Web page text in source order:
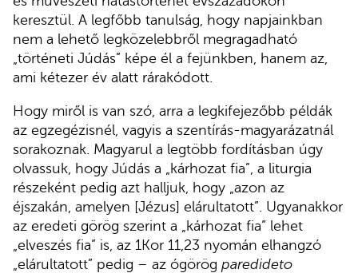
keresztül. A legfőbb tanulság, hogy napjainkban
nem a lehető legközelebbről megragadható
„történeti Júdás” képe él a fejünkben, hanem az,
ami kétezer év alatt rárakódott.
Hogy miről is van szó, arra a legkifejezőbb példák
az egzegézisnél, vagyis a szentírás-magyarázatnál
sorakoznak. Magyarul a legtöbb fordításban úgy
olvassuk, hogy Júdás a „kárhozat fia”, a liturgia
részeként pedig azt halljuk, hogy „azon az
éjszakán, amelyen [Jézus] elárultatott”. Ugyanakkor
az eredeti görög szerint a „kárhozat fia” lehet
„elveszés fia” is, az 1Kor 11,23 nyomán elhangzó
„elárultatott” pedig – az ógörög paredideto